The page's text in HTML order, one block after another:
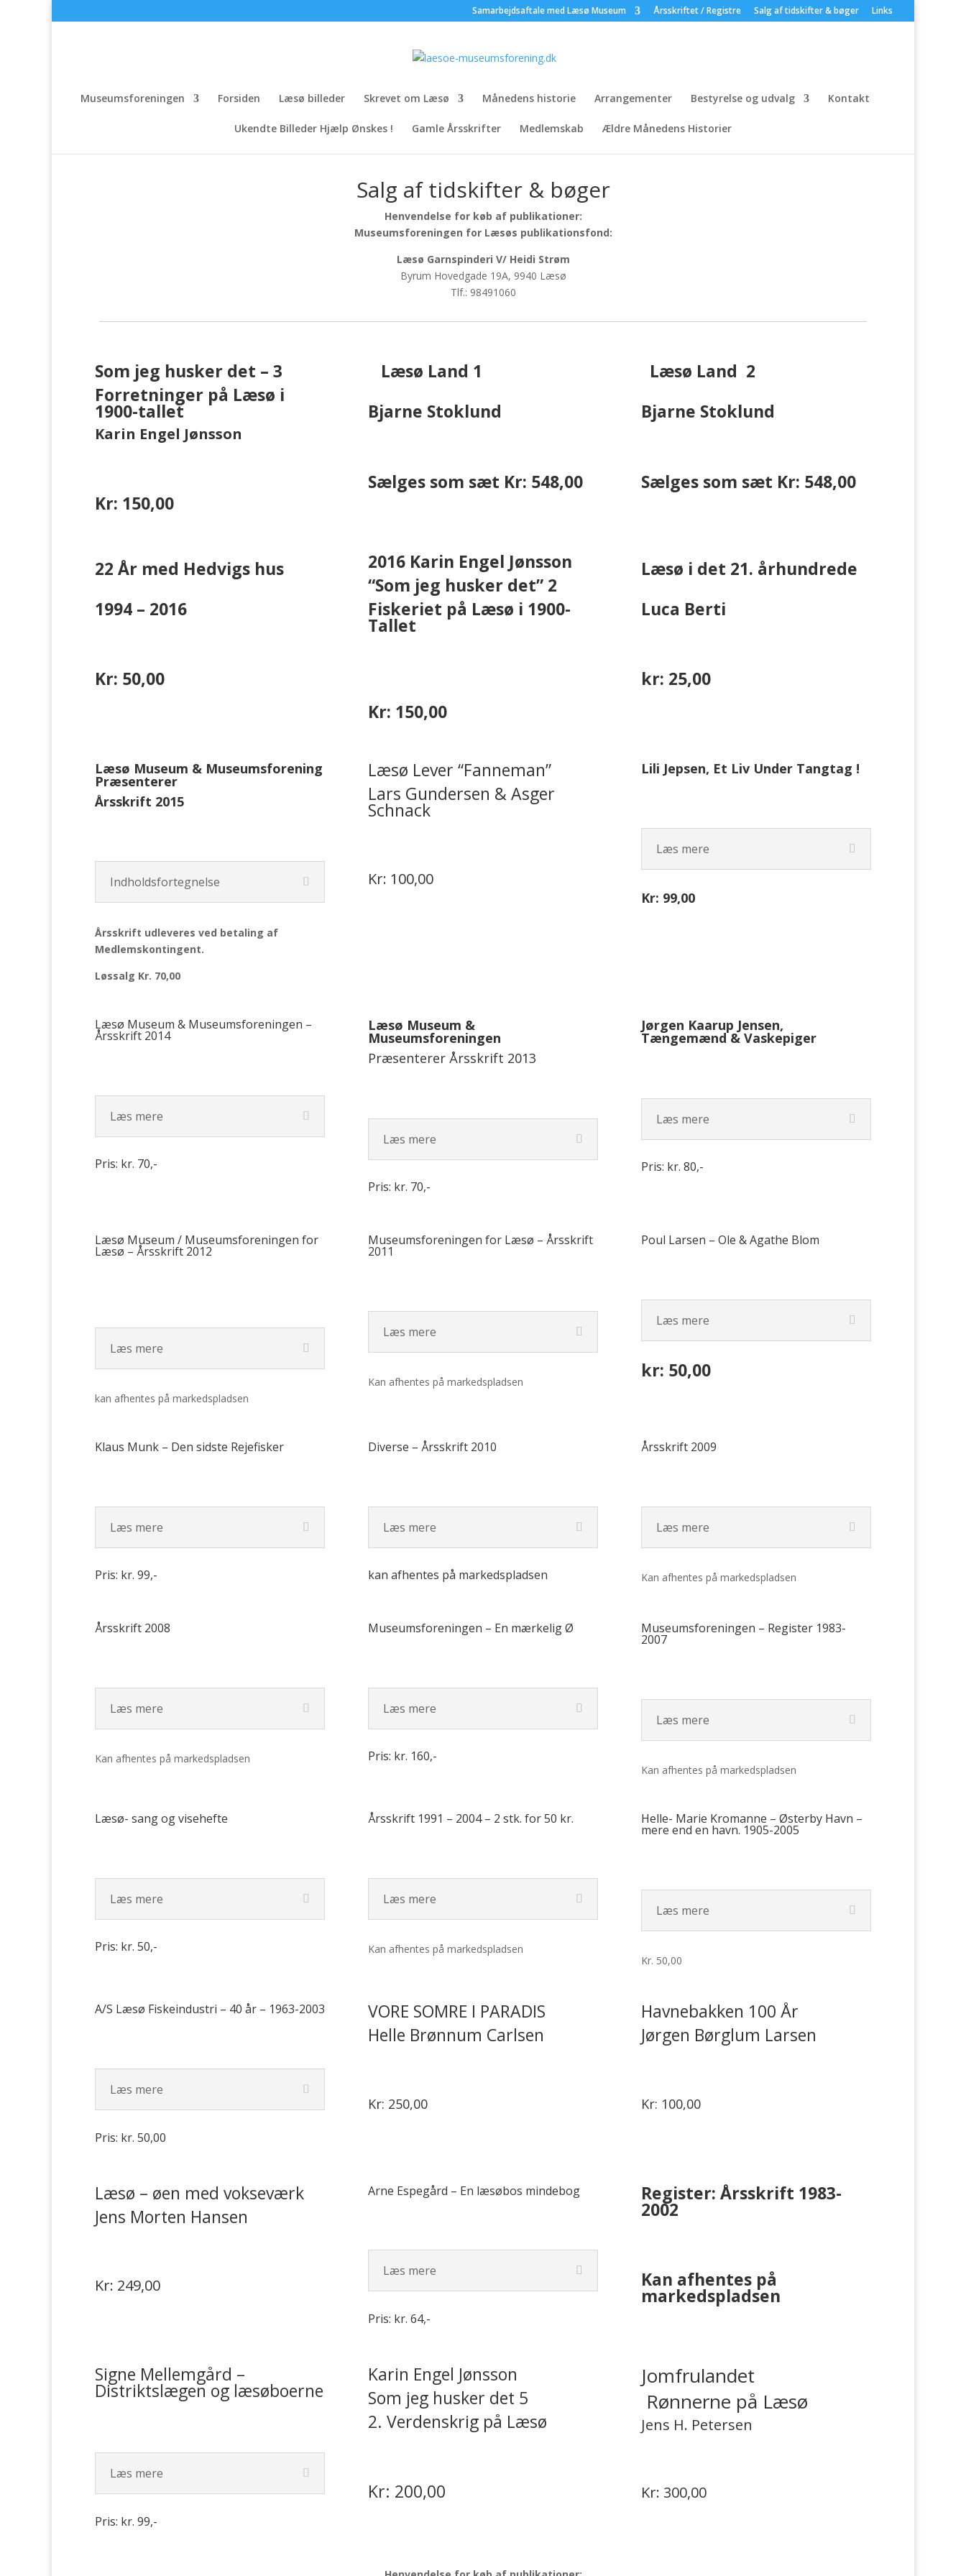
Samarbejdsaftale med Læsø Museum Årsskriftet / Registre Salg af tidskifter & bøger Links
Museumsforeningen Forsiden Læsø billeder Skrevet om Læsø Månedens historie Arrangementer Bestyrelse og udvalg Kontakt
Ukendte Billeder Hjælp Ønskes ! Gamle Årsskrifter Medlemskab Ældre Månedens Historier
Salg af tidskifter & bøger
Henvendelse for køb af publikationer:
Museumsforeningen for Læsøs publikationsfond:
Læsø Garnspinderi V/ Heidi Strøm
Byrum Hovedgade 19A, 9940 Læsø
Tlf.: 98491060
Som jeg husker det – 3
Forretninger på Læsø i
1900-tallet
Karin Engel Jønsson
Kr: 150,00
Læsø Land 1
Bjarne Stoklund
Sælges som sæt Kr: 548,00
Læsø Land 2
Bjarne Stoklund
Sælges som sæt Kr: 548,00
22 År med Hedvigs hus
1994 – 2016
Kr: 50,00
2016 Karin Engel Jønsson
“Som jeg husker det” 2
Fiskeriet på Læsø i 1900-
Tallet
Kr: 150,00
Læsø i det 21. århundrede
Luca Berti
kr: 25,00
Læsø Museum & Museumsforening
Præsenterer
Årsskrift 2015
Indholdsfortegnelse
Årsskrift udleveres ved betaling af
Medlemskontingent.
Løssalg Kr. 70,00
Læsø Lever “Fanneman”
Lars Gundersen & Asger
Schnack
Kr: 100,00
Lili Jepsen, Et Liv Under Tangtag !
Læs mere
Kr: 99,00
Læsø Museum & Museumsforeningen –
Årsskrift 2014
Læs mere
Pris: kr. 70,-
Læsø Museum &
Museumsforeningen
Præsenterer Årsskrift 2013
Læs mere
Pris: kr. 70,-
Jørgen Kaarup Jensen,
Tængemænd & Vaskepiger
Læs mere
Pris: kr. 80,-
Læsø Museum / Museumsforeningen for
Læsø – Årsskrift 2012
Læs mere
kan afhentes på markedspladsen
Museumsforeningen for Læsø – Årsskrift
2011
Læs mere
Kan afhentes på markedspladsen
Poul Larsen – Ole & Agathe Blom
Læs mere
kr: 50,00
Klaus Munk – Den sidste Rejefisker
Læs mere
Pris: kr. 99,-
Diverse – Årsskrift 2010
Læs mere
kan afhentes på markedspladsen
Årsskrift 2009
Læs mere
Kan afhentes på markedspladsen
Årsskrift 2008
Læs mere
Kan afhentes på markedspladsen
Museumsforeningen – En mærkelig Ø
Læs mere
Pris: kr. 160,-
Museumsforeningen – Register 1983-
2007
Læs mere
Kan afhentes på markedspladsen
Læsø- sang og visehefte
Læs mere
Pris: kr. 50,-
Årsskrift 1991 – 2004 – 2 stk. for 50 kr.
Læs mere
Kan afhentes på markedspladsen
Helle- Marie Kromanne – Østerby Havn –
mere end en havn. 1905-2005
Læs mere
Kr. 50,00
A/S Læsø Fiskeindustri – 40 år – 1963-2003
Læs mere
Pris: kr. 50,00
VORE SOMRE I PARADIS
Helle Brønnum Carlsen
Kr: 250,00
Havnebakken 100 År
Jørgen Børglum Larsen
Kr: 100,00
Læsø – øen med vokseværk
Jens Morten Hansen
Kr: 249,00
Arne Espegård – En læsøbos mindebog
Læs mere
Pris: kr. 64,-
Register: Årsskrift 1983-
2002
Kan afhentes på
markedspladsen
Signe Mellemgård –
Distriktslægen og læsøboerne
Læs mere
Pris: kr. 99,-
Karin Engel Jønsson
Som jeg husker det 5
2. Verdenskrig på Læsø
Kr: 200,00
Jomfrulandet
Rønnerne på Læsø
Jens H. Petersen
Kr: 300,00